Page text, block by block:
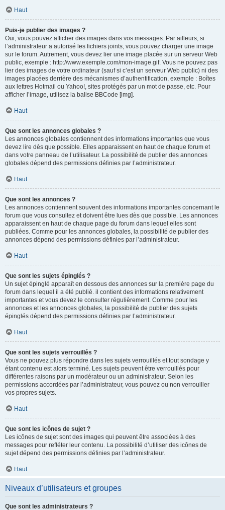
Haut
Puis-je publier des images ?
Oui, vous pouvez afficher des images dans vos messages. Par ailleurs, si
l’administrateur a autorisé les fichiers joints, vous pouvez charger une image
sur le forum. Autrement, vous devez lier une image placée sur un serveur Web
public, exemple : http://www.exemple.com/mon-image.gif. Vous ne pouvez pas
lier des images de votre ordinateur (sauf si c’est un serveur Web public) ni des
images placées derrière des mécanismes d’authentification, exemple : Boîtes
aux lettres Hotmail ou Yahoo!, sites protégés par un mot de passe, etc. Pour
afficher l’image, utilisez la balise BBCode [img].
Haut
Que sont les annonces globales ?
Les annonces globales contiennent des informations importantes que vous
devez lire dès que possible. Elles apparaissent en haut de chaque forum et
dans votre panneau de l’utilisateur. La possibilité de publier des annonces
globales dépend des permissions définies par l’administrateur.
Haut
Que sont les annonces ?
Les annonces contiennent souvent des informations importantes concernant le
forum que vous consultez et doivent être lues dès que possible. Les annonces
apparaissent en haut de chaque page du forum dans lequel elles sont
publiées. Comme pour les annonces globales, la possibilité de publier des
annonces dépend des permissions définies par l’administrateur.
Haut
Que sont les sujets épinglés ?
Un sujet épinglé apparaît en dessous des annonces sur la première page du
forum dans lequel il a été publié. il contient des informations relativement
importantes et vous devez le consulter régulièrement. Comme pour les
annonces et les annonces globales, la possibilité de publier des sujets
épinglés dépend des permissions définies par l’administrateur.
Haut
Que sont les sujets verrouillés ?
Vous ne pouvez plus répondre dans les sujets verrouillés et tout sondage y
étant contenu est alors terminé. Les sujets peuvent être verrouillés pour
différentes raisons par un modérateur ou un administrateur. Selon les
permissions accordées par l’administrateur, vous pouvez ou non verrouiller
vos propres sujets.
Haut
Que sont les icônes de sujet ?
Les icônes de sujet sont des images qui peuvent être associées à des
messages pour refléter leur contenu. La possibilité d’utiliser des icônes de
sujet dépend des permissions définies par l’administrateur.
Haut
Niveaux d’utilisateurs et groupes
Que sont les administrateurs ?